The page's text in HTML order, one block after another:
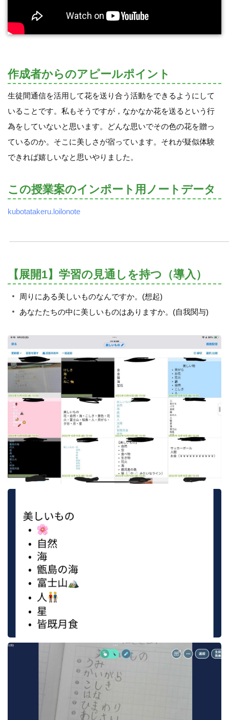
作成者からのアピールポイント
生徒間通信を活用して花を送り合う活動をできるようにして
いることです。私もそうですが，なかなか花を送るという行
為をしていないと思います。どんな思いでその色の花を贈っ
ているのか。そこに美しさが宿っています。それが疑似体験
できれば嬉しいなと思いやりました。
この授業案のインポート用ノートデータ
kubotatakeru.loilonote
【展開1】学習の見通しを持つ（導入）
周りにある美しいものなんですか。(想起)
あなたたちの中に美しいものはありますか。(自我関与)